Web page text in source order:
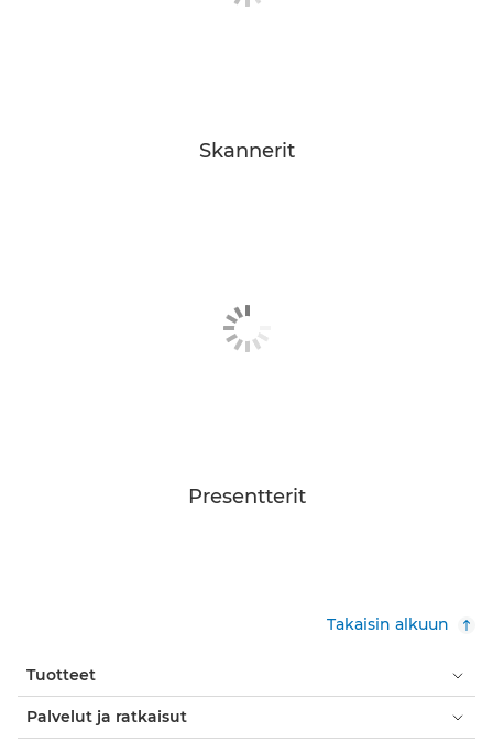
Skannerit
Presentterit
Takaisin alkuun
Tuotteet
Palvelut ja ratkaisut